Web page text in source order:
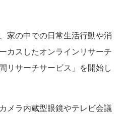
家の中での日常生活行動や消
カスしたオンラインリサーチ
リサーチサービス」を開始し
メラ内蔵型眼鏡やテレビ会議